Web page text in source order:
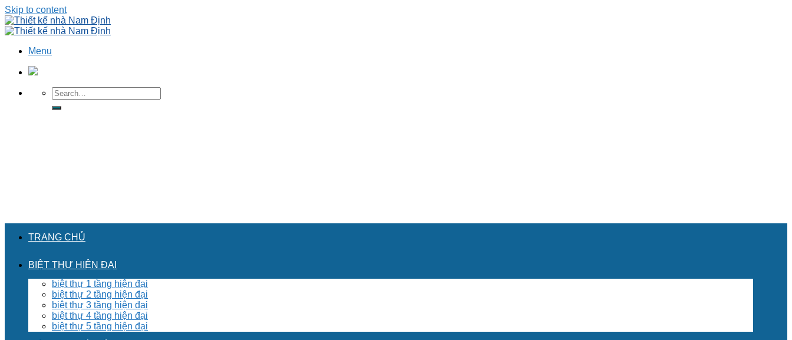
Skip to content
Menu
TRANG CHỦ
BIỆT THỰ HIỆN ĐẠI
biệt thự 1 tầng hiện đại
biệt thự 2 tầng hiện đại
biệt thự 3 tầng hiện đại
biệt thự 4 tầng hiện đại
biệt thự 5 tầng hiện đại